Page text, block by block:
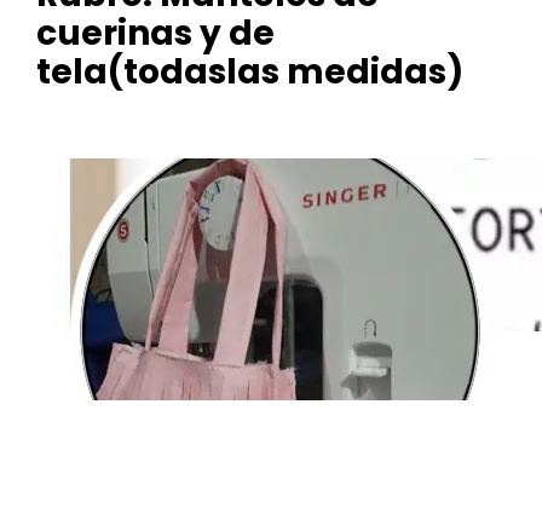
cuerinas y de
tela(todaslas medidas)
Tu
Descan
so